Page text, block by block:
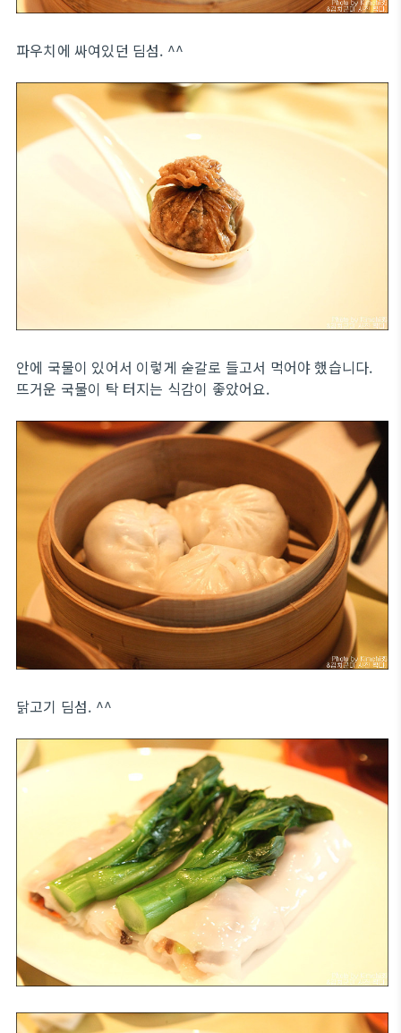
파우치에 싸여있던 딤섬. ^^
안에 국물이 있어서 이렇게 숟갈로 들고서 먹어야 했습니다.
뜨거운 국물이 탁 터지는 식감이 좋았어요.
닭고기 딤섬. ^^